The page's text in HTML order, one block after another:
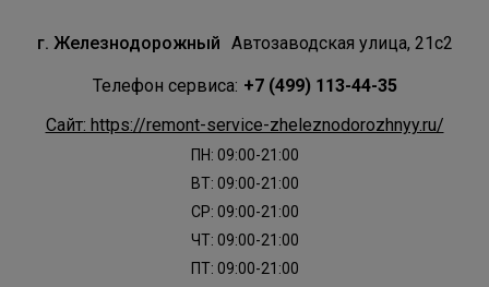
г. Железнодорожный Автозаводская улица, 21с2
Телефон сервиса: +7 (499) 113-44-35
Сайт: https://remont-service-zheleznodorozhnyy.ru/
ПН: 09:00-21:00
ВТ: 09:00-21:00
СР: 09:00-21:00
ЧТ: 09:00-21:00
ПТ: 09:00-21:00